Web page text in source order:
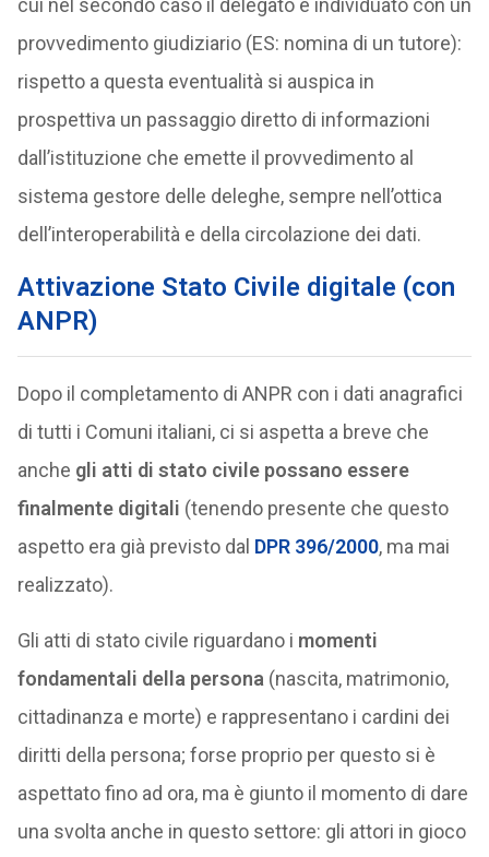
cui nel secondo caso il delegato è individuato con un
provvedimento giudiziario (ES: nomina di un tutore):
rispetto a questa eventualità si auspica in
prospettiva un passaggio diretto di informazioni
dall’istituzione che emette il provvedimento al
sistema gestore delle deleghe, sempre nell’ottica
dell’interoperabilità e della circolazione dei dati.
Attivazione Stato Civile digitale (con
ANPR)
Dopo il completamento di ANPR con i dati anagrafici
di tutti i Comuni italiani, ci si aspetta a breve che
anche gli atti di stato civile possano essere
finalmente digitali (tenendo presente che questo
aspetto era già previsto dal DPR 396/2000, ma mai
realizzato).
Gli atti di stato civile riguardano i momenti
fondamentali della persona (nascita, matrimonio,
cittadinanza e morte) e rappresentano i cardini dei
diritti della persona; forse proprio per questo si è
aspettato fino ad ora, ma è giunto il momento di dare
una svolta anche in questo settore: gli attori in gioco